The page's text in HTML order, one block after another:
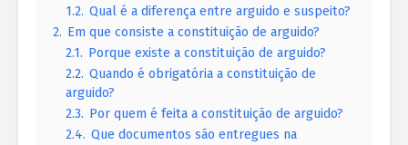
1.2. Qual é a diferença entre arguido e suspeito?
2. Em que consiste a constituição de arguido?
2.1. Porque existe a constituição de arguido?
2.2. Quando é obrigatória a constituição de
arguido?
2.3. Por quem é feita a constituição de arguido?
2.4. Que documentos são entregues na